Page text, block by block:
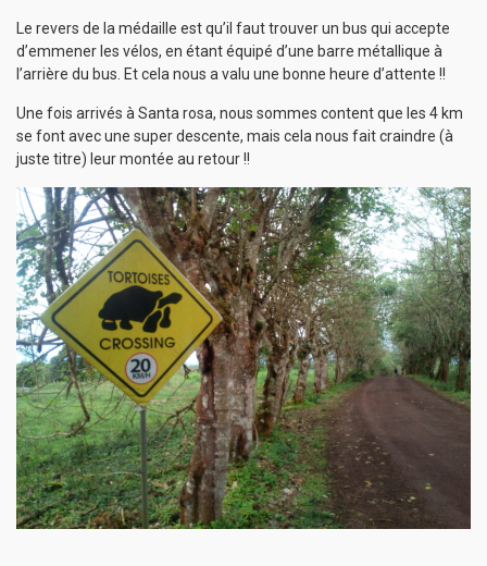
Le revers de la médaille est qu’il faut trouver un bus qui accepte
d’emmener les vélos, en étant équipé d’une barre métallique à
l’arrière du bus. Et cela nous a valu une bonne heure d’attente !!
Une fois arrivés à Santa rosa, nous sommes content que les 4 km
se font avec une super descente, mais cela nous fait craindre (à
juste titre) leur montée au retour !!